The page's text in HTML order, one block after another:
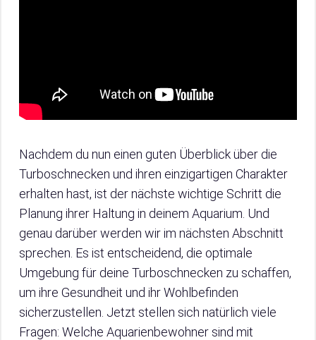
Nachdem du nun einen guten Überblick über die
Turboschnecken und ihren einzigartigen Charakter
erhalten hast, ist der nächste wichtige Schritt die
Planung ihrer Haltung in deinem Aquarium. Und
genau darüber werden wir im nächsten Abschnitt
sprechen. Es ist entscheidend, die optimale
Umgebung für deine Turboschnecken zu schaffen,
um ihre Gesundheit und ihr Wohlbefinden
sicherzustellen. Jetzt stellen sich natürlich viele
Fragen: Welche Aquarienbewohner sind mit